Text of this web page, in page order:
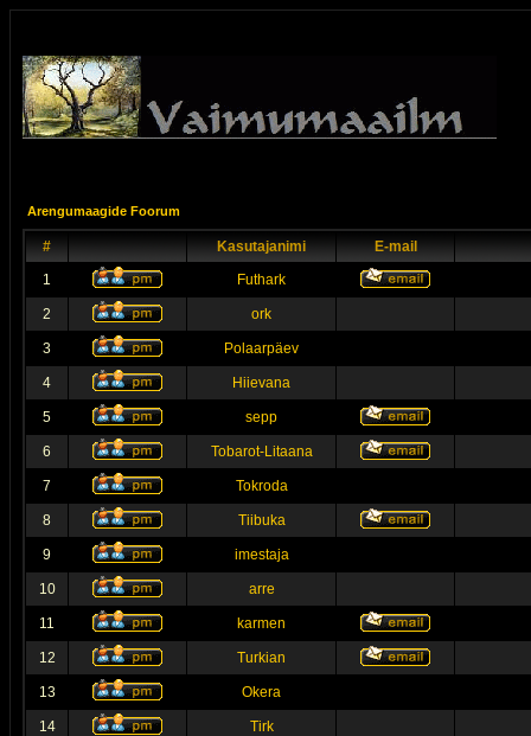
Arengumaagide Foorum
# Kasutajanimi
E-mail
1
Futhark
2 ork
3 Polaarpäev
4 Hiievana
5 sepp
6 Tobarot-Litaana
7 Tokroda
8 Tiibuka
9 imestaja
10 arre
11 karmen
12 Turkian
13 Okera
14 Tirk